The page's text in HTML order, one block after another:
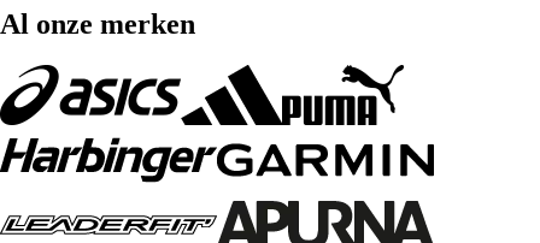
Al onze merken